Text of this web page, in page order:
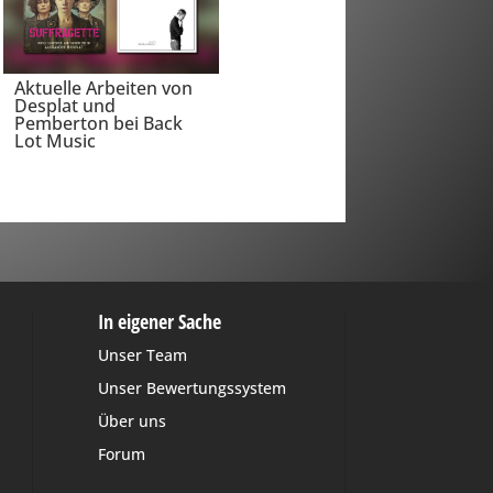
Aktuelle Arbeiten von
Desplat und
Pemberton bei Back
Lot Music
In eigener Sache
Unser Team
Unser Bewertungssystem
Über uns
Forum